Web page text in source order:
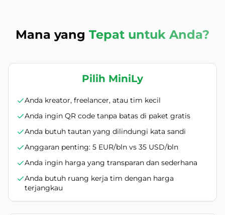
Mana yang Tepat untuk Anda?
Pilih MiniLy
Anda kreator, freelancer, atau tim kecil
Anda ingin QR code tanpa batas di paket gratis
Anda butuh tautan yang dilindungi kata sandi
Anggaran penting: 5 EUR/bln vs 35 USD/bln
Anda ingin harga yang transparan dan sederhana
Anda butuh ruang kerja tim dengan harga
terjangkau